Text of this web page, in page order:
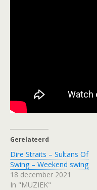
Gerelateerd
Dire Straits – Sultans Of
Swing – Weekend swing
18 december 2021
In "MUZIEK"